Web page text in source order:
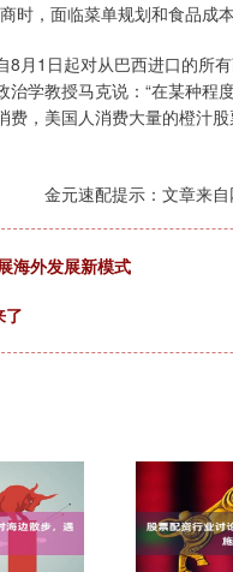
，面临菜单规划和食品成本
1日起对从巴西进口的所
学教授马克说：“在某种程
，美国人消费大量的橙汁股
金元速配提示：文章来自
海外发展新模式
了